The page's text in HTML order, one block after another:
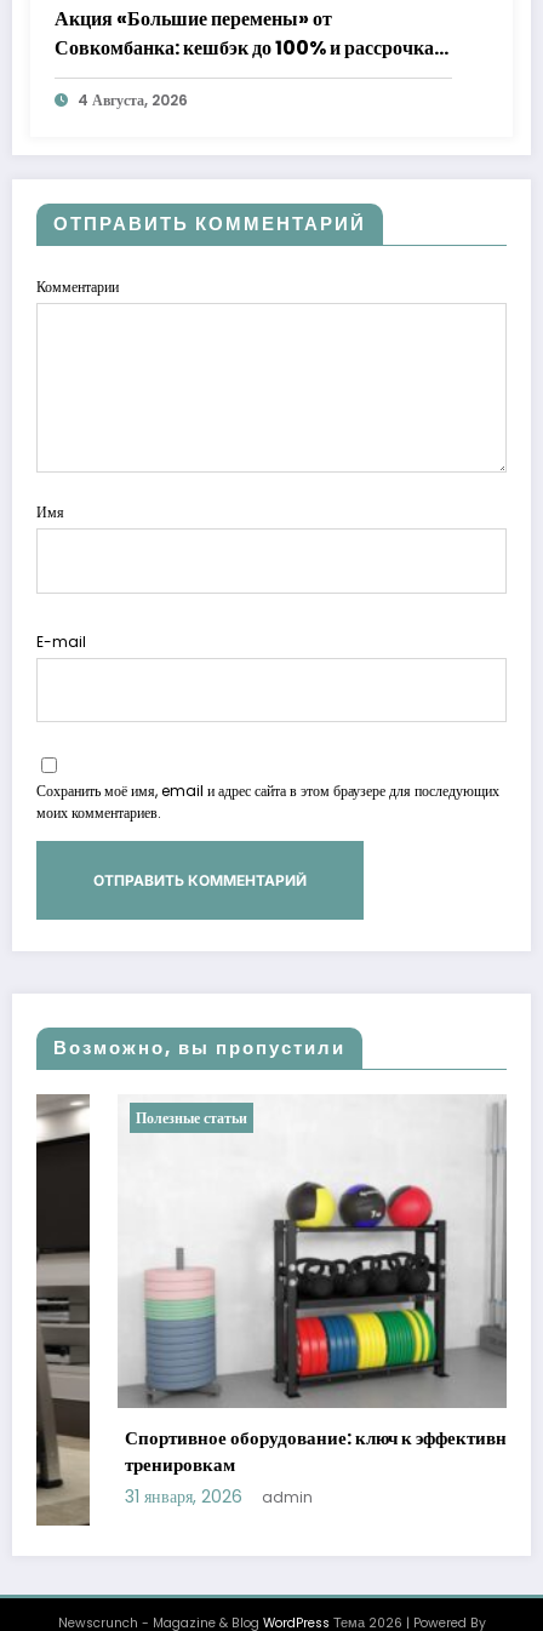
Акция «Большие перемены» от
Совкомбанка: кешбэк до 100% и рассрочка
до 24 месяцев с «Халвой»
4 Августа, 2026
ОТПРАВИТЬ КОММЕНТАРИЙ
Комментарии
Имя
E-mail
Сохранить моё имя, email и адрес сайта в этом браузере для последующих
моих комментариев.
Возможно, вы пропустили
к эффективным
Уход за животными у ветеринара:
22 декабря, 2025
Newscrunch - Magazine & Blog WordPress Тема 2026 | Powered By